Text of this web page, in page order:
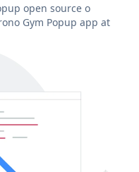
open source o
Gym Popup app at